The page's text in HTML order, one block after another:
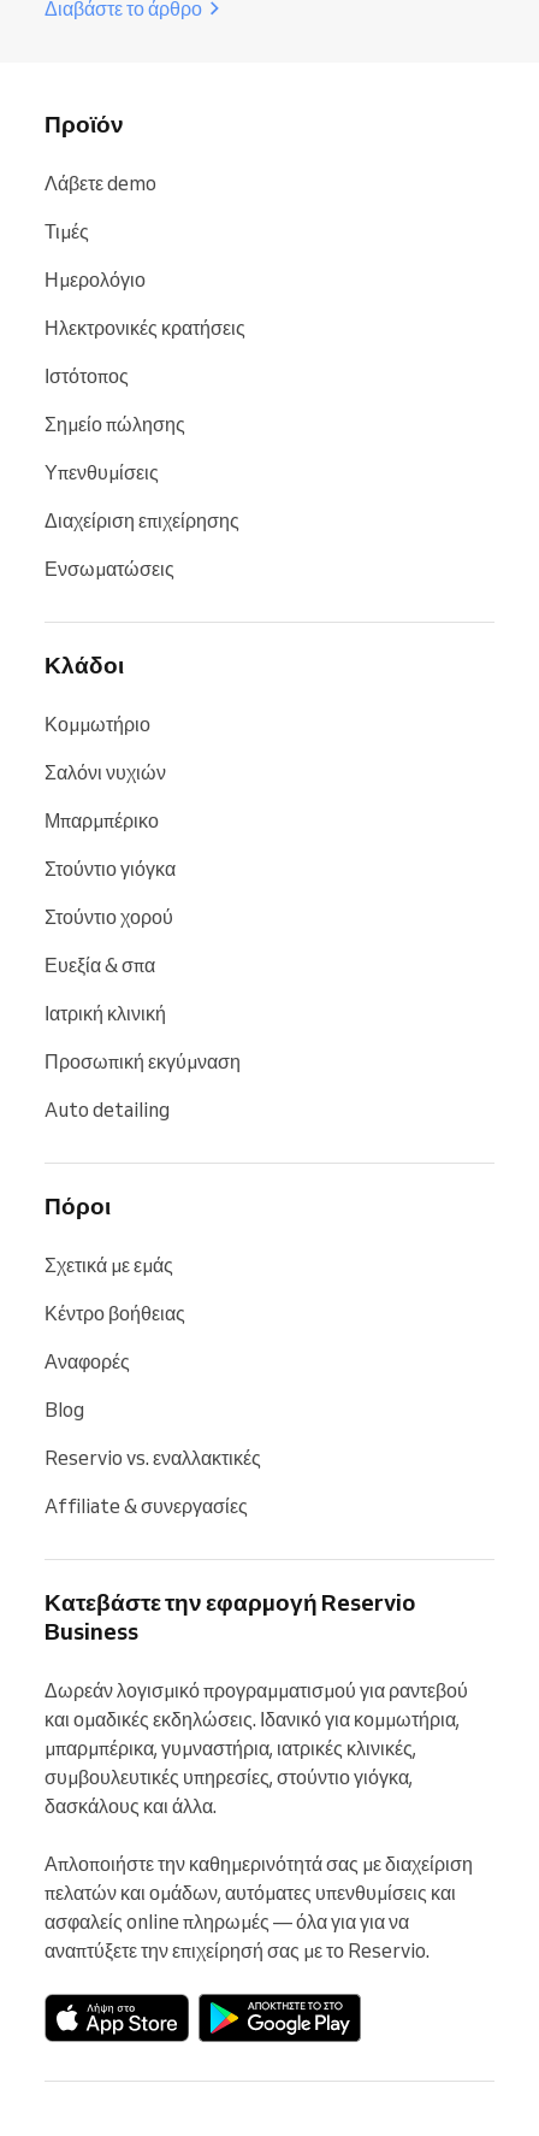
Διαβάστε το άρθρο
Προϊόν
Λάβετε demo
Τιμές
Ημερολόγιο
Ηλεκτρονικές κρατήσεις
Ιστότοπος
Σημείο πώλησης
Υπενθυμίσεις
Διαχείριση επιχείρησης
Ενσωματώσεις
Κλάδοι
Κομμωτήριο
Σαλόνι νυχιών
Μπαρμπέρικο
Στούντιο γιόγκα
Στούντιο χορού
Ευεξία & σπα
Ιατρική κλινική
Προσωπική εκγύμναση
Auto detailing
Πόροι
Σχετικά με εμάς
Κέντρο βοήθειας
Αναφορές
Blog
Reservio vs. εναλλακτικές
Affiliate & συνεργασίες
Κατεβάστε την εφαρμογή Reservio
Business
Δωρεάν λογισμικό προγραμματισμού για ραντεβού
και ομαδικές εκδηλώσεις. Ιδανικό για κομμωτήρια,
μπαρμπέρικα, γυμναστήρια, ιατρικές κλινικές,
συμβουλευτικές υπηρεσίες, στούντιο γιόγκα,
δασκάλους και άλλα.
Απλοποιήστε την καθημερινότητά σας με διαχείριση
πελατών και ομάδων, αυτόματες υπενθυμίσεις και
ασφαλείς online πληρωμές — όλα για για να
αναπτύξετε την επιχείρησή σας με το Reservio.